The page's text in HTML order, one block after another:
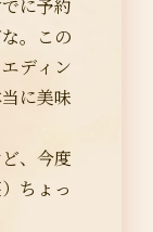
に予約
。この
ディン
に美味
、今度
ちょっ